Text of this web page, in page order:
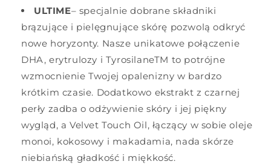
ULTIME– specjalnie dobrane składniki
brązujące i pielęgnujące skórę pozwolą odkryć
nowe horyzonty. Nasze unikatowe połączenie
DHA, erytrulozy i TyrosilaneTM to potrójne
wzmocnienie Twojej opalenizny w bardzo
krótkim czasie. Dodatkowo ekstrakt z czarnej
perły zadba o odżywienie skóry i jej piękny
wygląd, a Velvet Touch Oil, łączący w sobie oleje
monoi, kokosowy i makadamia, nada skórze
niebiańską gładkość i miękkość.